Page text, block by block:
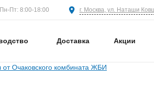
Пн-Пт: 8:00-18:00 г. Москва, ул. Наташи
Доставка Акции